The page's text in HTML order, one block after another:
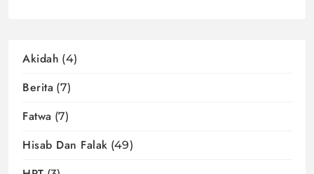
Akidah (4)
Berita (7)
Fatwa (7)
Hisab Dan Falak (49)